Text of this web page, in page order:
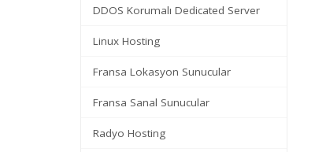
DDOS Korumalı Dedicated Server
Linux Hosting
Fransa Lokasyon Sunucular
Fransa Sanal Sunucular
Radyo Hosting